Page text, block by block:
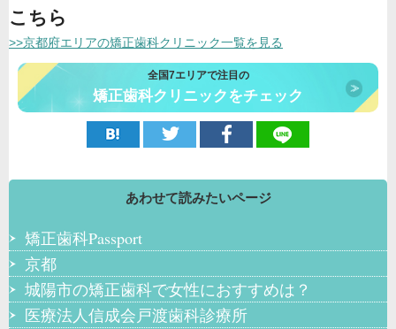
こちら
>>京都府エリアの矯正歯科クリニック一覧を見る
全国7エリアで注目の
矯正歯科クリニックをチェック
あわせて読みたいページ
矯正歯科Passport
京都
城陽市の矯正歯科で女性におすすめは？
医療法人信成会戸渡歯科診療所